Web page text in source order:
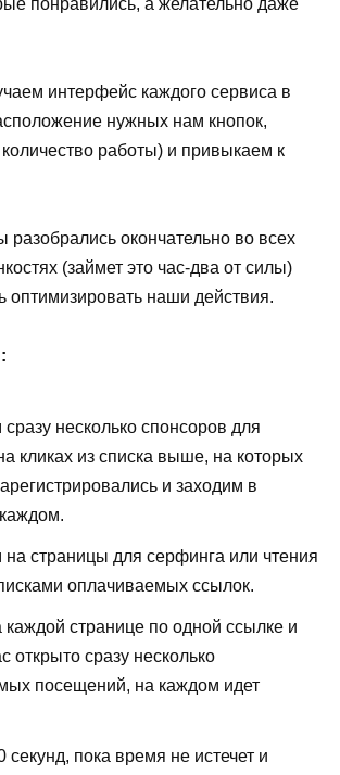
интерфейс каждого сервиса в
нужных нам кнопок,
работы) и привыкаем к
разобрались окончательно во всех
(займет это час-два от силы)
оптимизировать наши действия.
несколько спонсоров для
кликах из списка выше, на которых
и заходим в
страницы для серфинга или чтения
оплачиваемых ссылок.
каждой странице по одной ссылке и
открыто сразу несколько
посещений, на каждом идет
пока время не истечет и